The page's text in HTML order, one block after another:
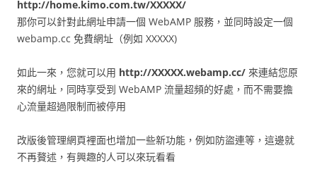
http://home.kimo.com.tw/XXXXX/
那你可以針對此網址申請一個 WebAMP 服務，並同時設定一個
webamp.cc 免費網址（例如 XXXXX)
如此一來，您就可以用 http://XXXXX.webamp.cc/ 來連結您原
來的網址，同時享受到 WebAMP 流量超頻的好處，而不需要擔
心流量超過限制而被停用
改版後管理網頁裡面也增加一些新功能，例如防盜連等，這邊就
不再贅述，有興趣的人可以來玩看看